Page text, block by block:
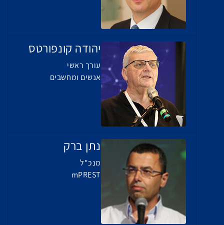
יהודה קונפורטס
עורך ראשי
אנשים ומחשבים
נתן ברק
מנכ"ל
mPREST